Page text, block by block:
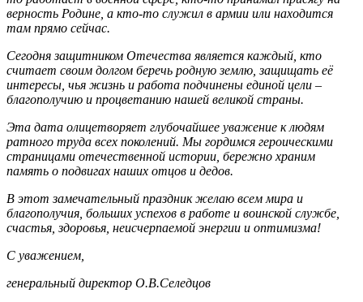
верность Родине, а кто-то служил в армии или находится
там прямо сейчас.
Сегодня защитником Отечества является каждый, кто
считает своим долгом беречь родную землю, защищать её
интересы, чья жизнь и работа подчинены единой цели –
благополучию и процветанию нашей великой страны.
Эта дата олицетворяет глубочайшее уважение к людям
ратного труда всех поколений. Мы гордимся героическими
страницами отечественной истории, бережно храним
память о подвигах наших отцов и дедов.
В этот замечательный праздник желаю всем мира и
благополучия, больших успехов в работе и воинской службе,
счастья, здоровья, неисчерпаемой энергии и оптимизма!
С уважением,
генеральный директор О.В.Селедцов